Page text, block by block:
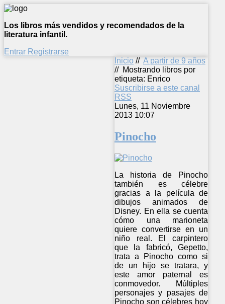
Los libros más vendidos y recomendados de la
literatura infantil.
Entrar Registrarse
Inicio // A partir de 9 años
// Mostrando libros por
etiqueta: Enrico
Suscribirse a este canal
RSS
Lunes, 11 Noviembre
2013 10:07
Pinocho
La historia de Pinocho
también es célebre
gracias a la película de
dibujos animados de
Disney. En ella se cuenta
cómo una marioneta
quiere convertirse en un
niño real. El carpintero
que la fabricó, Gepetto,
trata a Pinocho como si
de un hijo se tratara, y
este amor paternal es
conmovedor. Múltiples
personajes y pasajes de
Pinocho son célebres hoy